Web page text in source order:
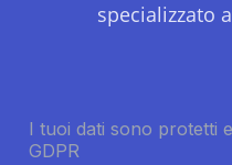
specializzato a